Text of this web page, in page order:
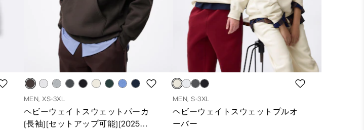
MEN, XS-3XL
ヘビーウェイトスウェットパーカ
(長袖)(セットアップ可能)(2025年
MEN, S-3XL
ヘビーウェイトスウェットプルオ
ーバー